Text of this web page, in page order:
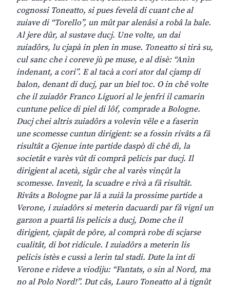
cognossi Toneatto, si pues fevelâ di cuant che al
zuiave di “Torello”, un mût par alenâsi a robâ la bale.
Al jere dûr, al sustave ducj. Une volte, un dai
zuiadôrs, lu cjapà in plen in muse. Toneatto si tirà su,
cul sanc che i coreve jù pe muse, e al disè: “Anìn
indenant, a cori”. E al tacà a cori ator dal cjamp di
balon, denant di ducj, par un biel toc. O in chê volte
che il zuiadôr Franco Liguori al le jenfri il camarin
cuntune pelice di piel di lôf, comprade a Bologne.
Ducj chei altris zuiadôrs a volevin vêle e a faserin
une scomesse cuntun dirigjent: se a fossin rivâts a fâ
risultât a Gjenue inte partide daspò di chê dì, la
societât e varès vût di comprâ pelicis par ducj. Il
dirigjent al acetà, sigûr che al varès vinçût la
scomesse. Invezit, la scuadre e rivà a fâ risultât.
Rivâts a Bologne par lâ a zuiâ la prossime partide a
Verone, i zuiadôrs si meterin dacuardi par fâ vignî un
garzon a puartâ lis pelicis a ducj, Dome che il
dirigjent, cjapât de pôre, al comprà robe di scjarse
cualitât, di bot ridicule. I zuiadôrs a meterin lis
pelicis istès e cussì a lerin tal stadi. Dute la int di
Verone e rideve a viodiju: “Fantats, o sin al Nord, ma
no al Polo Nord!”. Dut câs, Lauro Toneatto al à tignût